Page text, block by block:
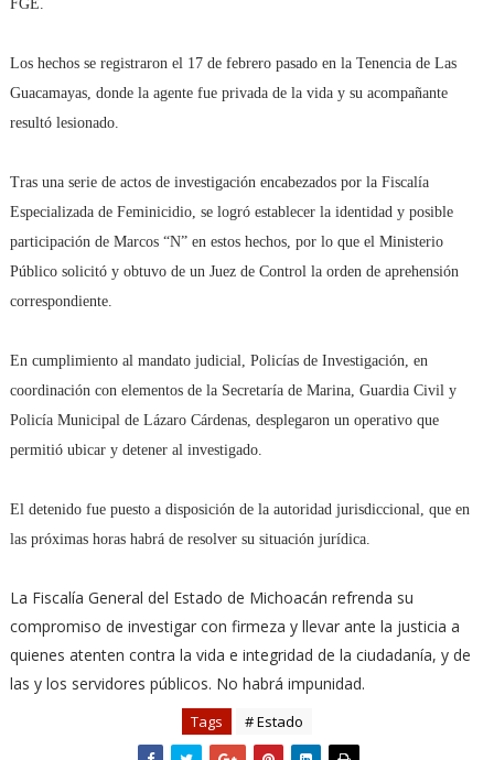
FGE.
Los hechos se registraron el 17 de febrero pasado en la Tenencia de Las
Guacamayas, donde la agente fue privada de la vida y su acompañante
resultó lesionado.
Tras una serie de actos de investigación encabezados por la Fiscalía
Especializada de Feminicidio, se logró establecer la identidad y posible
participación de Marcos “N” en estos hechos, por lo que el Ministerio
Público solicitó y obtuvo de un Juez de Control la orden de aprehensión
correspondiente.
En cumplimiento al mandato judicial, Policías de Investigación, en
coordinación con elementos de la Secretaría de Marina, Guardia Civil y
Policía Municipal de Lázaro Cárdenas, desplegaron un operativo que
permitió ubicar y detener al investigado.
El detenido fue puesto a disposición de la autoridad jurisdiccional, que en
las próximas horas habrá de resolver su situación jurídica.
La Fiscalía General del Estado de Michoacán refrenda su
compromiso de investigar con firmeza y llevar ante la justicia a
quienes atenten contra la vida e integridad de la ciudadanía, y de
las y los servidores públicos. No habrá impunidad.
Tags # Estado